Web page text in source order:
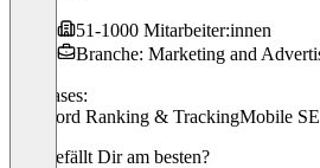
51-1000 Mitarbeiter:innen
Branche: Marketing and
Use cases:
Keyword Ranking & TrackingMobile
Was gefällt Dir am besten?